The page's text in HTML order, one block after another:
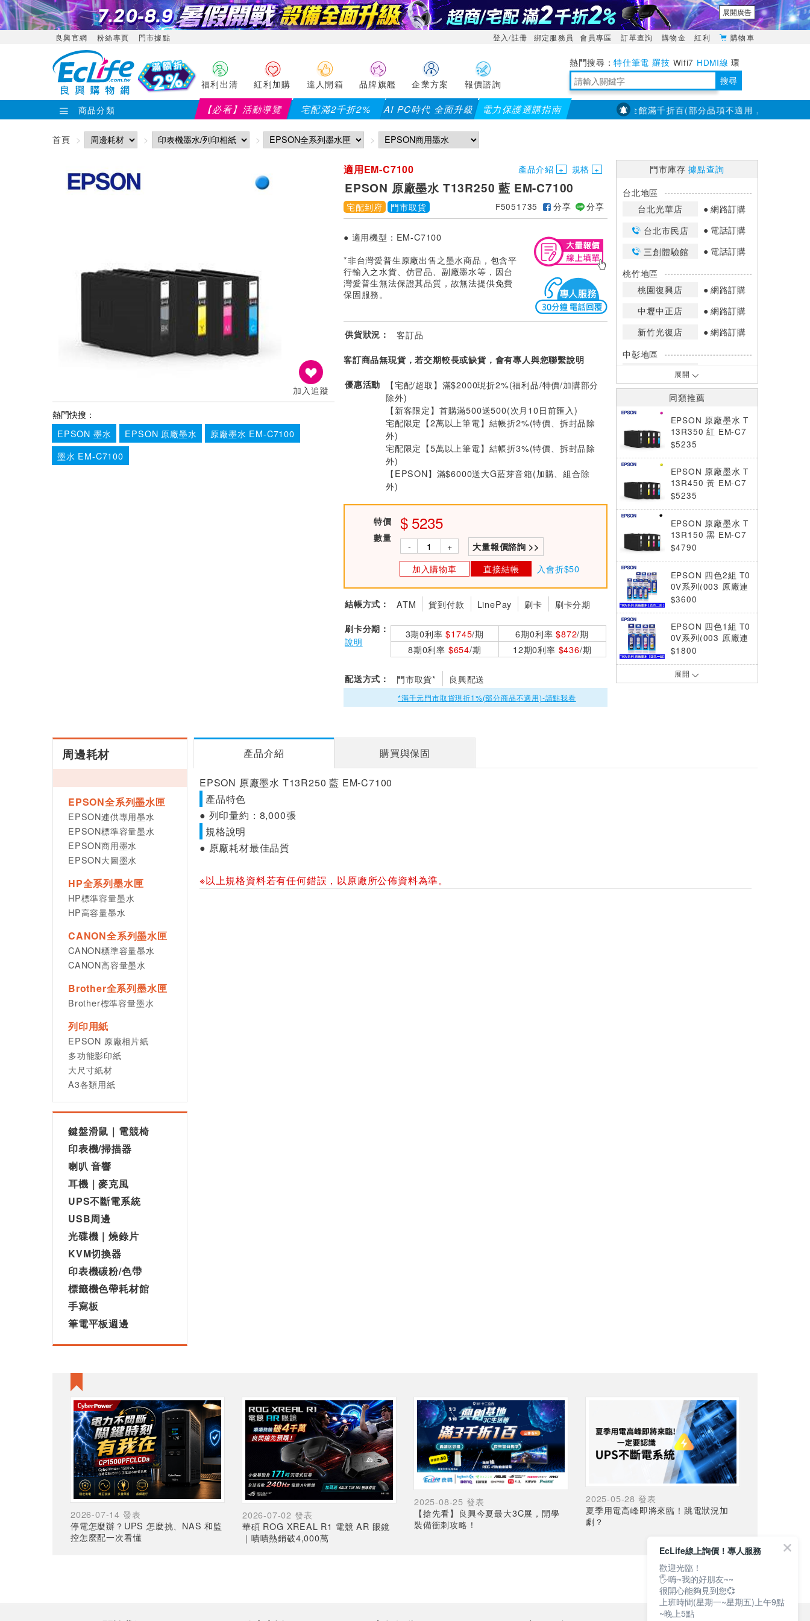
展開廣告
良興官網 粉絲專頁 門市據點 登入/註冊 綁定服務員 會員專區 訂單查詢 購物金 紅利 購物車
福利出清 紅利加購 達人開箱 品牌旗艦 企業方案 報價諮詢
特仕筆電 羅技 Wifi7 HDMI線 環
境量測 明緯POWER 搜尋
商品分類 【必看】活動導覽 宅配滿2千折2% AI PC時代 全面升級 電力保護選購指南 【PX大通】全館滿千折百(部分品項不適用，滿2千折
首頁
加入追蹤
熱門快搜：
EPSON 墨水
EPSON 原廠墨水
原廠墨水 EM-C7100
墨水 EM-C7100
適用EM-C7100 產品介紹 規格
EPSON 原廠墨水 T13R250 藍 EM-C7100
宅配到府 門市取貨 F5051735 分享 分享
● 適用機型：EM-C7100
*非台灣愛普生原廠出售之墨水商品，包含平
行輸入之水貨、仿冒品、副廠墨水等，因台
灣愛普生無法保證其品質，故無法提供免費
保固服務。
供貨狀況： 客訂品
客訂商品無現貨，若交期較長或缺貨，會有專人與您聯繫說明
優惠活動
【宅配/超取】滿$2000現折2%(福利品/特價/加購部分
除外)
【新客限定】首購滿500送500(次月10日前匯入)
宅配限定【2萬以上筆電】結帳折2%(特價、拆封品除
外)
宅配限定【5萬以上筆電】結帳折3%(特價、拆封品除
外)
【EPSON】滿$6000送大G藍芽音箱(加購、組合除
外)
特價 5235
數量
- + 大量報價諮詢 >>
加入購物車 直接結帳 入會折$50
結帳方式： ATM 貨到付款 LinePay 刷卡 刷卡分期
刷卡分期：
說明
3期0利率$1745/期 6期0利率$872/期
8期0利率 $654/期 12期0利率 $436/期
配送方式： 門市取貨* 良興配送
*滿千元門市取貨現折1%(部分商品不適用)-請點我看
門市庫存據點查詢
台北地區
台北光華店
網路訂購
台北市民店
電話訂購
三創體驗館
電話訂購
桃竹地區
桃園復興店
網路訂購
中壢中正店
網路訂購
新竹光復店
網路訂購
中彰地區
台中英才店
嘉南地區
高雄中華店
高雄鳳山店
網路訂購
(1~2)、現貨充足(3以上)。
*門市庫存以店內實際數量為準，可使
用專人服務或撥打門市電話洽詢。
展開
同類推薦
EPSON 原廠墨水 T
13R350 紅 EM-C7
100
$5235
EPSON 原廠墨水 T
13R450 黃 EM-C7
100
$5235
EPSON 原廠墨水 T
13R150 黑 EM-C7
100
$4790
EPSON 四色2組 T0
0V系列(003 原廠連
續供墨墨瓶
$3600
EPSON 四色1組 T0
0V系列(003 原廠連
續供墨墨瓶
$1800
EPSON 原廠墨水 T
展開
周邊耗材
EPSON全系列墨水匣
EPSON連供專用墨水
EPSON標準容量墨水
EPSON商用墨水
EPSON大圖墨水
HP全系列墨水匣
HP標準容量墨水
HP高容量墨水
CANON全系列墨水匣
CANON標準容量墨水
CANON高容量墨水
Brother全系列墨水匣
Brother標準容量墨水
列印用紙
EPSON 原廠相片紙
多功能影印紙
大尺寸紙材
A3各類用紙
鍵盤滑鼠｜電競椅
印表機/掃描器
喇叭 音響
耳機｜麥克風
UPS不斷電系統
USB周邊
光碟機｜燒錄片
KVM切換器
印表機碳粉/色帶
標籤機色帶耗材館
手寫板
筆電平板週邊
產品介紹 購買與保固
EPSON 原廠墨水 T13R250 藍 EM-C7100
產品特色
● 列印量約：8,000張
規格說明
● 原廠耗材最佳品質
※以上規格資料若有任何錯誤，以原廠所公佈資料為準。
2026-07-14 發表
停電怎麼辦？UPS 怎麼挑、NAS 和監
控怎麼配一次看懂
2026-07-02 發表
華碩 ROG XREAL R1 電競 AR 眼鏡
｜嘖嘖熱銷破4,000萬
2025-08-25 發表
【搶先看】良興今夏最大3C展，開學
裝備衝刺攻略！
2025-05-28 發表
夏季用電高峰即將來臨！跳電狀況加
劇？
EcLife線上詢價！專人服務
歡迎光臨！
🖐嗨~我的好朋友~~
很開心能夠見到您💞
上班時間(星期一~星期五)上午9點
~晚上5點